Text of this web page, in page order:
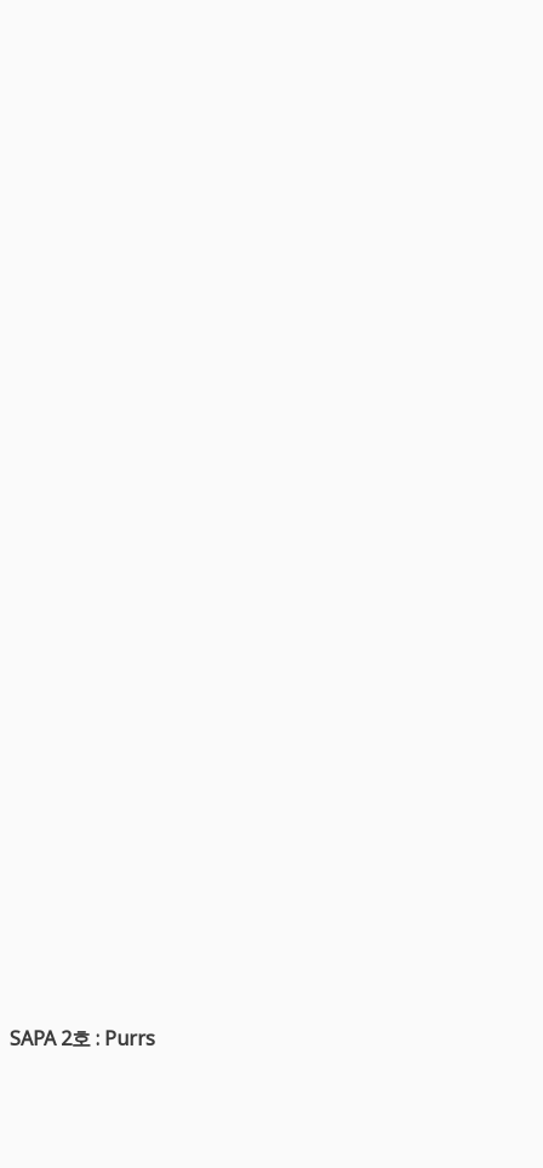
SAPA 2호 : Purrs